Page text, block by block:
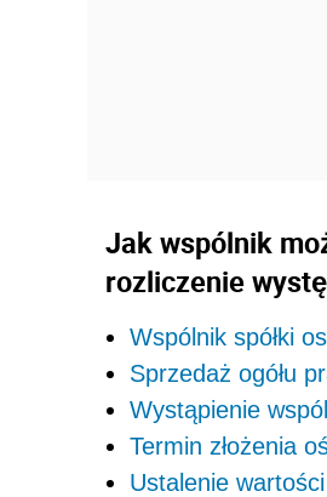
Jak wspólnik
rozliczenie
Wspólnik spółki
Sprzedaż ogółu
Wystąpienie
Termin złożenia
Ustalenie